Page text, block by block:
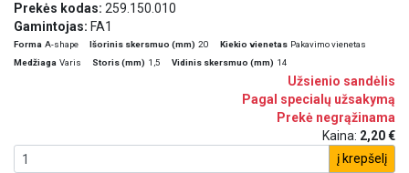
Prekės kodas: 259.150.010
Gamintojas: FA1
Forma A-shape Išorinis skersmuo (mm) 20 Kiekio vienetas Pakavimo vienetas
Medžiaga Varis Storis (mm) 1,5 Vidinis skersmuo (mm) 14
Užsienio sandėlis
Pagal specialų užsakymą
Prekė negrąžinama
Kaina: 2,20 €
į krepšelį